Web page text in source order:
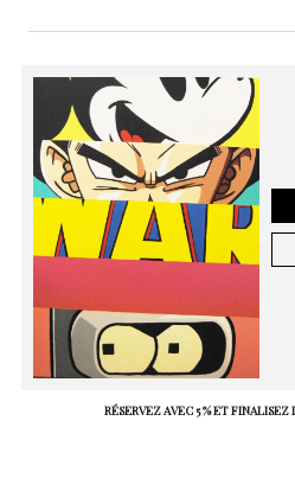
RÉSERVEZ AVEC 5 % ET